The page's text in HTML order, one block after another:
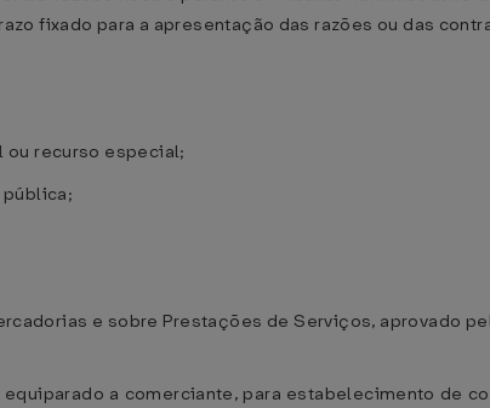
fixado para a apresentação das razões ou das
ou recurso especial;
pública;
e sobre Prestações de Serviços, aprovado
a comerciante, para estabelecimento de